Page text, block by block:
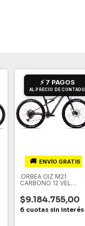
🚚 ENVÍO GRATIS
.ORBEA OIZ M21
CARBONO 12 VEL
SUSPENSION
$9.184.755,00
⚡ 7 PAGOS
AL PRECIO DE CONTADO